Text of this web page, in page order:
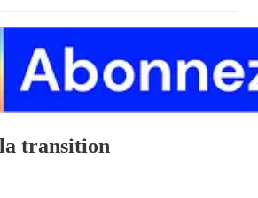
transition